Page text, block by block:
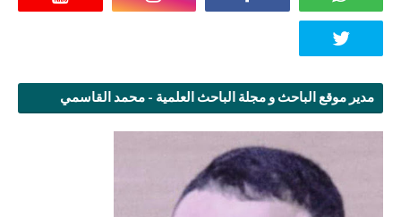
مدير موقع الباحث و مجلة الباحث العلمية - محمد القاسمي